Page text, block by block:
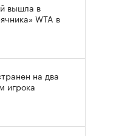
вышла в
WTA в
на два
игрока